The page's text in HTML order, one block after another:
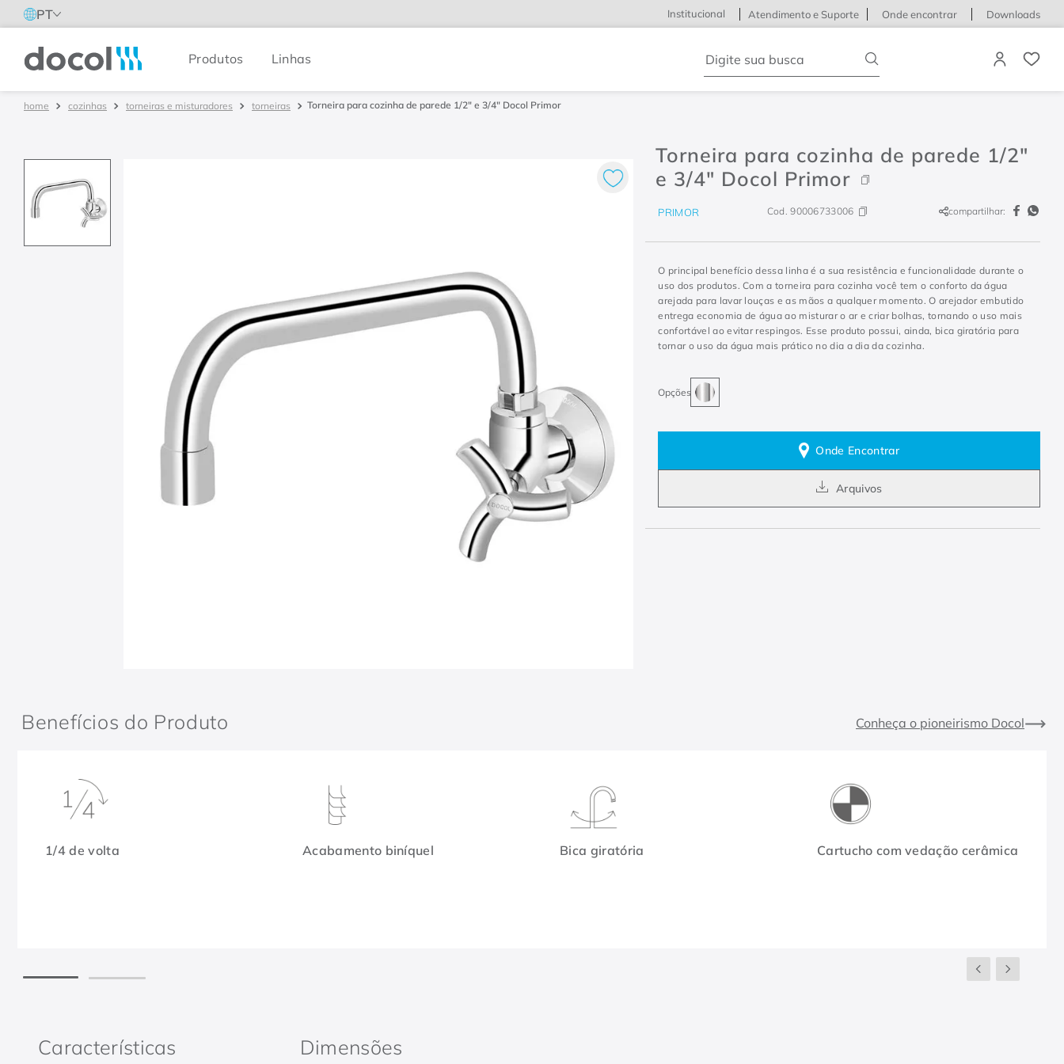
PT Institucional Atendimento e Suporte Onde encontrar Downloads
Docol Produtos Linhas
cozinhas torneiras e misturadores torneiras Torneira para cozinha de parede 1/2" e 3/4" Docol Primor
Torneira para cozinha de parede 1/2"
e 3/4" Docol Primor
PRIMOR Cod.90006733006 compartilhar:
O principal benefício dessa linha é a sua resistência e funcionalidade durante o
uso dos produtos. Com a torneira para cozinha você tem o conforto da água
arejada para lavar louças e as mãos a qualquer momento. O arejador embutido
entrega economia de água ao misturar o ar e criar bolhas, tornando o uso mais
confortável ao evitar respingos. Esse produto possui, ainda, bica giratória para
tornar o uso da água mais prático no dia a dia da cozinha.
Onde Encontrar
Arquivos
Benefícios do Produto Conheça o pioneirismo Docol
1/4 de volta Acabamento biníquel Bica giratória Cartucho com vedação cerâmica
Características Dimensões